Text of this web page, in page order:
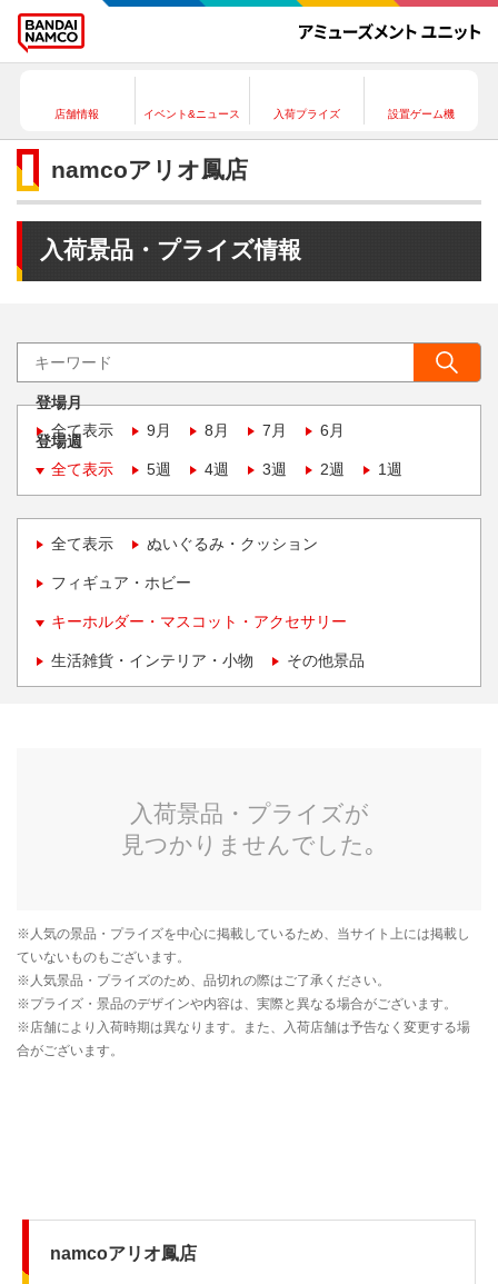
店舗情報 イベント&ニュース 入荷プライズ 設置ゲーム機
namcoアリオ鳳店
入荷景品・プライズ情報
登場月
全て表示
9月 8月 7月 6月
登場週
全て表示
5週 4週 3週 2週 1週
全て表示 ぬいぐるみ・クッション
フィギュア・ホビー
キーホルダー・マスコット・アクセサリー
生活雑貨・インテリア・小物 その他景品
namcoアリオ鳳店